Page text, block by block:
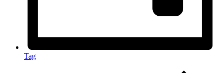
Tag